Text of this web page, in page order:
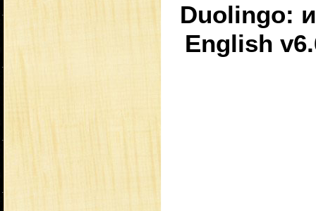
Duolingo:
English